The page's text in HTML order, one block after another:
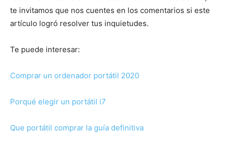
te invitamos que nos cuentes en los comentarios si este
artículo logró resolver tus inquietudes.
Te puede interesar:
Comprar un ordenador portátil 2020
Porqué elegir un portátil i7
Que portátil comprar la guía definitiva